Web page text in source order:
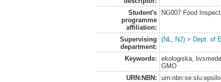
Student's
programme
affiliation:
NG007 Food
Supervising
department:
(NL, NJ) > Dept. of
Keywords:
ekologiska,
GMO
URN:NBN: